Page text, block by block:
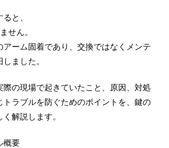
と、
せん。
アーム固着であり、交換ではなくメンテ
ました。
際の現場で起きていたこと、原因、対処
トラブルを防ぐためのポイントを、鍵の
解説します。
概要